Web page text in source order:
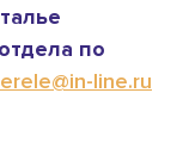
по
line.ru